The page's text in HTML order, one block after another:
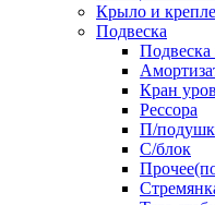
Крыло и
Подвеска
Кран
Рессора
П/
С/блок